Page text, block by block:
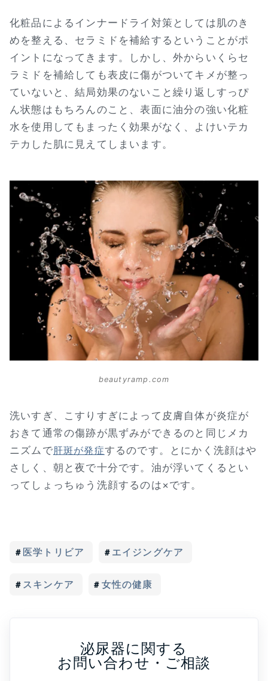
化粧品によるインナードライ対策としては肌のき
めを整える、セラミドを補給するということがポ
イントになってきます。しかし、外からいくらセ
ラミドを補給しても表皮に傷がついてキメが整っ
ていないと、結局効果のないこと繰り返しすっぴ
ん状態はもちろんのこと、表面に油分の強い化粧
水を使用してもまったく効果がなく、よけいテカ
テカした肌に見えてしまいます。
beautyramp.com
洗いすぎ、こすりすぎによって皮膚自体が炎症が
おきて通常の傷跡が黒ずみができるのと同じメカ
ニズムで肝斑が発症するのです。とにかく洗顔はや
さしく、朝と夜で十分です。油が浮いてくるとい
ってしょっちゅう洗顔するのは×です。
医学トリビア エイジングケア
スキンケア 女性の健康
泌尿器に関する
お問い合わせ・ご相談